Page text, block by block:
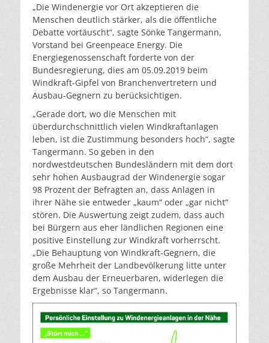
„Die Windenergie vor Ort akzeptieren die
Menschen deutlich stärker, als die öffentliche
Debatte vortäuscht“, sagte Sönke Tangermann,
Vorstand bei Greenpeace Energy. Die
Energiegenossenschaft forderte von der
Bundesregierung, dies am 05.09.2019 beim
Windkraft-Gipfel von Branchenvertretern und
Ausbau-Gegnern zu berücksichtigen.
„Gerade dort, wo die Menschen mit
überdurchschnittlich vielen Windkraftanlagen
leben, ist die Zustimmung besonders hoch“, sagte
Tangermann. So geben in den
nordwestdeutschen Bundesländern mit dem dort
sehr hohen Ausbaugrad der Windenergie sogar
98 Prozent der Befragten an, dass Anlagen in
ihrer Nähe sie entweder „kaum“ oder „gar nicht“
stören. Die Auswertung zeigt zudem, dass auch
bei Bürgern aus eher ländlichen Regionen eine
positive Einstellung zur Windkraft vorherrscht.
„Die Behauptung von Windkraft-Gegnern, die
große Mehrheit der Landbevölkerung litte unter
dem Ausbau der Erneuerbaren, widerlegen die
Ergebnisse klar“, so Tangermann.